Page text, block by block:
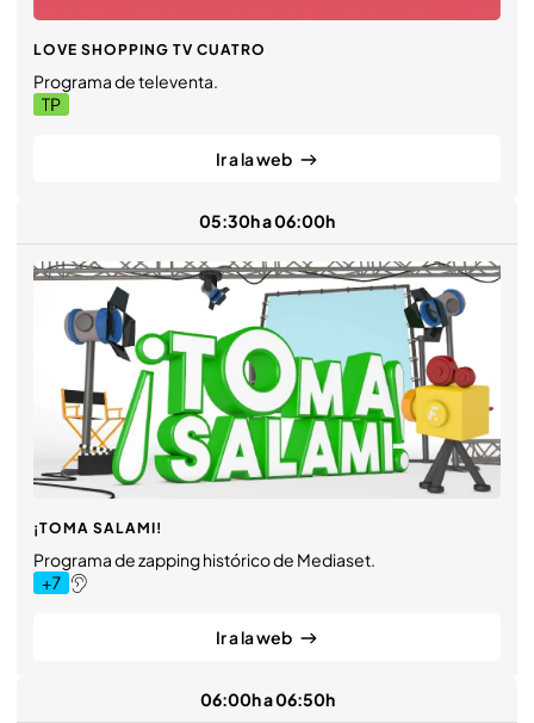
LOVE SHOPPING TV CUATRO
Programa de televenta.
Ir a la web
05:30h a 06:00h
¡TOMA SALAMI!
Programa de zapping histórico de Mediaset.
Ir a la web
06:00h a 06:50h